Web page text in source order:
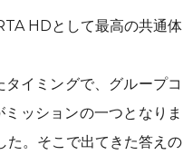
HDとして最高の共通体
イミングで、グループコ
ッションの一つとなりま
た。そこで出てきた答えの